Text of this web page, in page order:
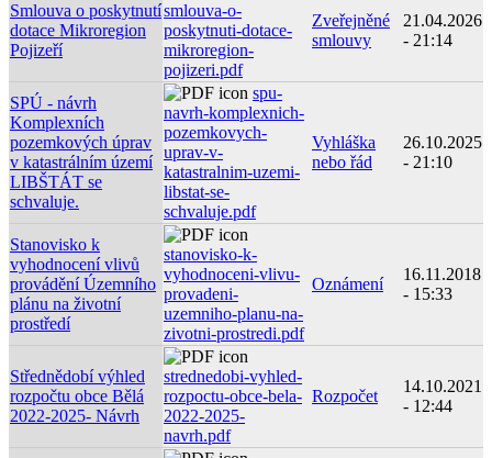
Smlouva o poskytnutí
dotace Mikroregion
Pojizeří
smlouva-o-
poskytnuti-dotace-
mikroregion-
pojizeri.pdf
Zveřejněné
smlouvy
21.04.2026
- 21:14
SPÚ - návrh
Komplexních
pozemkových úprav
v katastrálním území
LIBŠTÁT se
schvaluje.
spu-
navrh-komplexnich-
pozemkovych-
uprav-v-
katastralnim-uzemi-
libstat-se-
schvaluje.pdf
Vyhláška
nebo řád
26.10.2025
- 21:10
Stanovisko k
vyhodnocení vlivů
provádění Územního
plánu na životní
prostředí
stanovisko-k-
vyhodnoceni-vlivu-
provadeni-
uzemniho-planu-na-
zivotni-prostredi.pdf
Oznámení
16.11.2018
- 15:33
Střednědobí výhled
rozpočtu obce Bělá
2022-2025- Návrh
strednedobi-vyhled-
rozpoctu-obce-bela-
2022-2025-
navrh.pdf
Rozpočet
14.10.2021
- 12:44